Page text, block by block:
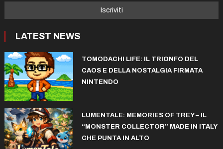
LATEST NEWS
TOMODACHI LIFE: IL TRIONFO DEL
CAOS E DELLA NOSTALGIA FIRMATA
NINTENDO
LUMENTALE: MEMORIES OF TREY – IL
“MONSTER COLLECTOR” MADE IN ITALY
CHE PUNTA IN ALTO